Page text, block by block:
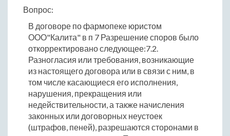
Вопрос:
В договоре по фармопеке юристом
ООО"Калита" в п 7 Разрешение споров было
откорректировано следующее:7.2.
Разногласия или требования, возникающие
из настоящего договора или в связи с ним, в
том числе касающиеся его исполнения,
нарушения, прекращения или
недействительности, а также начисления
законных или договорных неустоек
(штрафов, пеней), разрешаются сторонами в